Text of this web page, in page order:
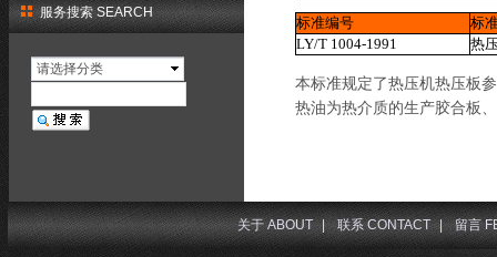
服务搜索 SEARCH
请选择分类
标准编号
标
LY/T 1004-1991
热
本标准规定了热压机热压板
热油为热介质的生产胶合板
关于 ABOUT | 联系 CONTACT | 留言